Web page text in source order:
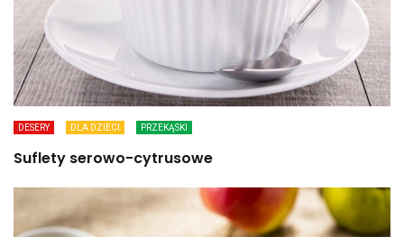
DESERY DLA DZIECI PRZEKĄSKI
Suflety serowo-cytrusowe